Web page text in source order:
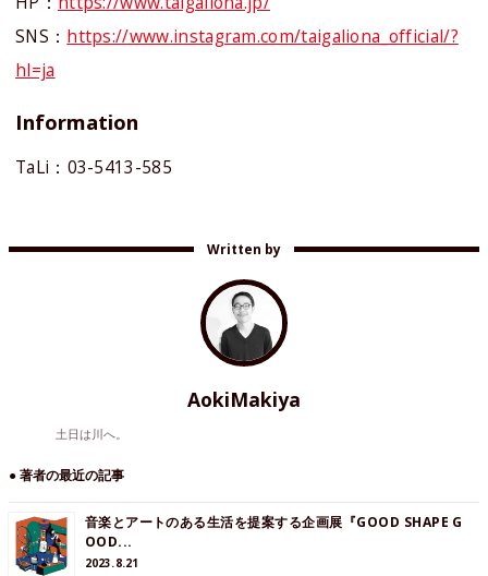
SNS： https://www.instagram.com/taigaliona_official/?
hl=ja
Information
TaLi：03-5413-585
Written by
AokiMakiya
土日は川へ。
● 著者の最近の記事
音楽とアートのある生活を提案する企画展『GOOD SHAPE G
OOD...
2023.8.21